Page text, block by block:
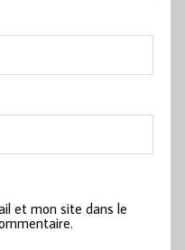
et mon site dans le